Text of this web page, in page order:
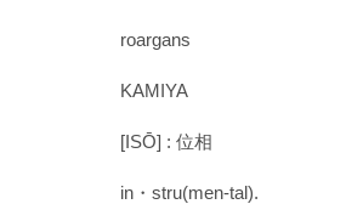
roargans
KAMIYA
[ISŌ] : 位相
in・stru(men-tal).